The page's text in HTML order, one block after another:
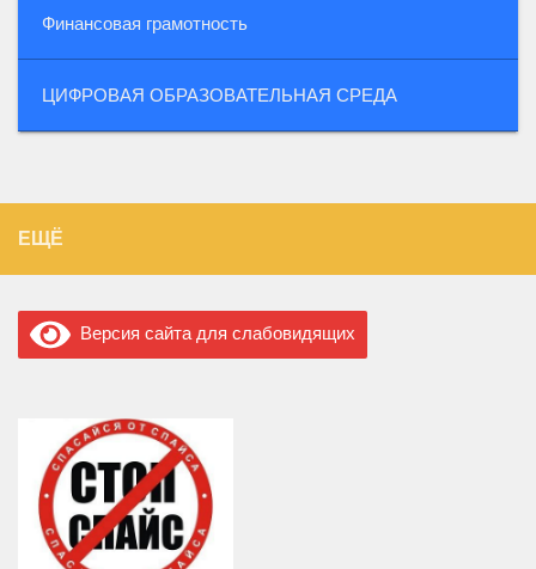
Финансовая грамотность
ЦИФРОВАЯ ОБРАЗОВАТЕЛЬНАЯ СРЕДА
ЕЩЁ
Версия сайта для слабовидящих